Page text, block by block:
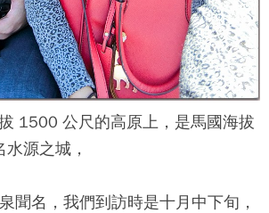
1500 公尺的高原上，是馬國海拔
源之城，
聞名，我們到訪時是十月中下旬，